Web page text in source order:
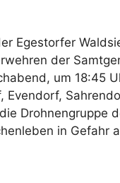
Egestorfer
der
um 18:45
Evendorf,
Drohnengruppe
in Gefahr